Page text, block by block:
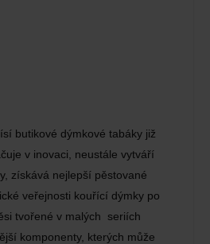
butikové dýmkové tabáky již
v inovaci, neustále vytváří
získává nejlepší pěstované
veřejnosti kouřící dýmky po
tvořené v malých seriích
komponenty, kterých může